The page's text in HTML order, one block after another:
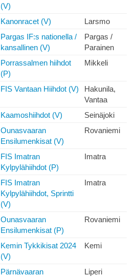
(V)
Kanonracet (V)
Larsmo
Pargas IF:s nationella /
kansallinen (V)
Pargas /
Parainen
Porrassalmen hiihdot
(P)
Mikkeli
FIS Vantaan Hiihdot (V)
Hakunila,
Vantaa
Kaamoshiihdot (V)
Seinäjoki
Ounasvaaran
Ensilumenkisat (V)
Rovaniemi
FIS Imatran
Kylpylähiihdot (P)
Imatra
FIS Imatran
Kylpylähiihdot, Sprintti
(V)
Imatra
Ounasvaaran
Ensilumenkisat (P)
Rovaniemi
Kemin Tykkikisat 2024
(V)
Kemi
Pärnävaaran
Liperi